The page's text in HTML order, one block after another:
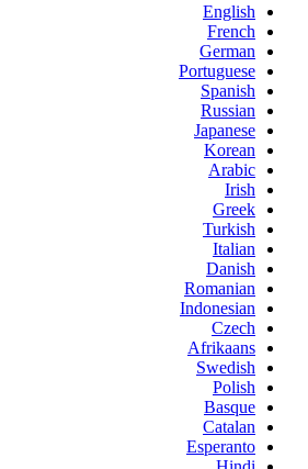
English
French
German
Portuguese
Spanish
Russian
Japanese
Korean
Arabic
Irish
Greek
Turkish
Italian
Danish
Romanian
Indonesian
Czech
Afrikaans
Swedish
Polish
Basque
Catalan
Esperanto